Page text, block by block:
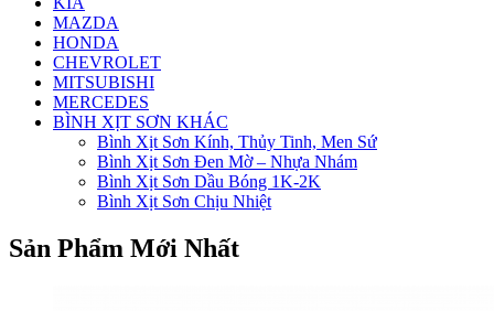
MAZDA
HONDA
CHEVROLET
MITSUBISHI
MERCEDES
BÌNH XỊT SƠN KHÁC
Bình Xịt Sơn Kính, Thủy Tinh, Men Sứ
Bình Xịt Sơn Đen Mờ – Nhựa Nhám
Bình Xịt Sơn Dầu Bóng 1K-2K
Bình Xịt Sơn Chịu Nhiệt
Sản Phẩm Mới Nhất